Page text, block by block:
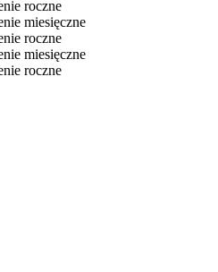
roczne
miesięczne
roczne
miesięczne
roczne